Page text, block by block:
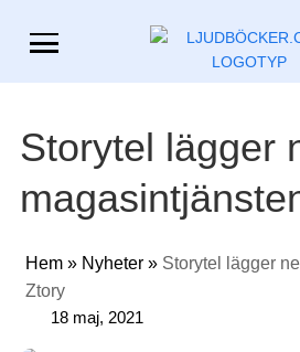
Storytel lägger
Hem» Nyheter» Storytel lägger
Ztory
18 maj, 2021